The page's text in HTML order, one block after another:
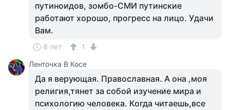
путиноидов, зомбо-СМИ путинские
работают хорошо, прогресс на лицо. Удачи
Вам.
8 лет
1
Ленточка В Косе
Да я верующая. Православная. А она ,моя
религия,тянет за собой изучение мира и
психологию человека. Когда читаешь,все